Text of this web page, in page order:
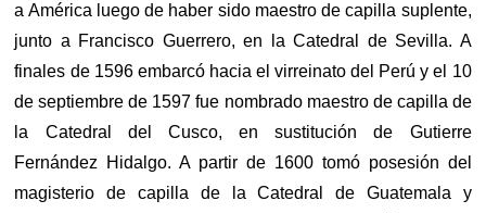
a América luego de haber sido maestro de capilla suplente,
junto a Francisco Guerrero, en la Catedral de Sevilla. A
finales de 1596 embarcó hacia el virreinato del Perú y el 10
de septiembre de 1597 fue nombrado maestro de capilla de
la Catedral del Cusco, en sustitución de Gutierre
Fernández Hidalgo. A partir de 1600 tomó posesión del
magisterio de capilla de la Catedral de Guatemala y